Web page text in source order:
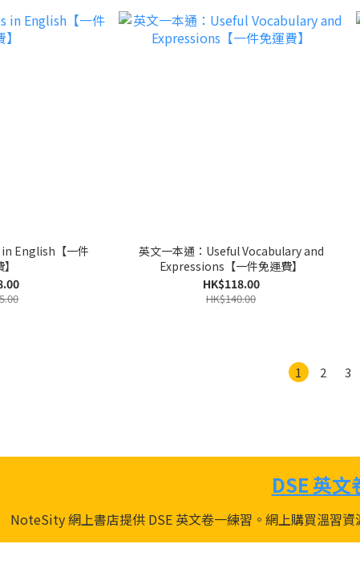
English【一件
英文一本通：Useful Vocabulary and
Expressions【一件免運費】
HK$118.00
HK$140.00
1 2 3
DSE 英
NoteSity 網上書店提供 DSE 英文卷一練習。網上購買溫習